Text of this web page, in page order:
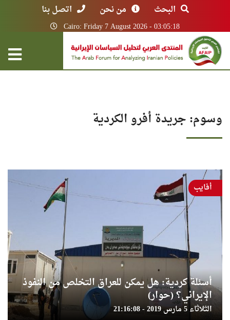
البحث من نحن اتصل بنا
Cairo: Friday 7 August 2026 - 03:05:18
وسوم: جريدة أفرو الكردية
أسئلة كردية: هل يمكن للعراق التخلص من النفوذ
الإيراني؟ (حوار)
الثلاثاء 5 مارس 2019 - 21:16:08
أفايب